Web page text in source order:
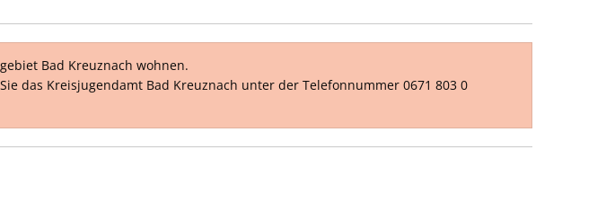
Bad Kreuznach wohnen.
das Kreisjugendamt Bad Kreuznach unter der Telefonnummer 0671 803 0